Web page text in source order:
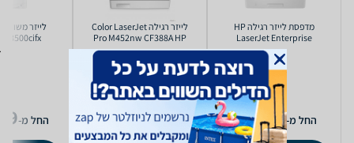
‏מדפסת לייזר ‏רגילה HP
LaserJet Enterprise
M406dn
החל מ-1,995
₪
‏לייזר ‏רגילה Color LaserJet
Pro M452nw‎ CF388A HP
1,430
₪
משלוח חינם
החל מ-